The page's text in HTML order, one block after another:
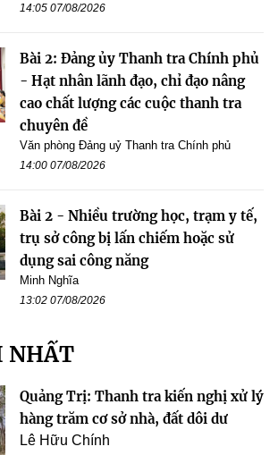
14:05 07/08/2026
Bài 2: Đảng ủy Thanh tra Chính phủ
- Hạt nhân lãnh đạo, chỉ đạo nâng
cao chất lượng các cuộc thanh tra
chuyên đề
Văn phòng Đảng uỷ Thanh tra Chính phủ
14:00 07/08/2026
Bài 2 - Nhiều trường học, trạm y tế,
trụ sở công bị lấn chiếm hoặc sử
dụng sai công năng
Minh Nghĩa
13:02 07/08/2026
NHẤT
Quảng Trị: Thanh tra kiến nghị xử lý
hàng trăm cơ sở nhà, đất dôi dư
Lê Hữu Chính